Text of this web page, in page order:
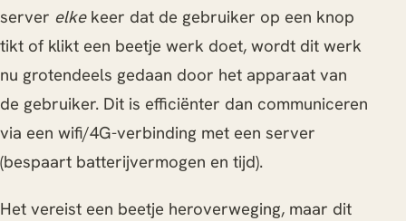
server elkekeer dat de gebruiker op een knop
tikt of klikt een beetje werk doet, wordt dit werk
nu grotendeels gedaan door het apparaat van
de gebruiker. Dit is efficiënter dan communiceren
via een wifi/4G-verbinding met een server
(bespaart batterijvermogen en tijd).
Het vereist een beetje heroverweging, maar dit